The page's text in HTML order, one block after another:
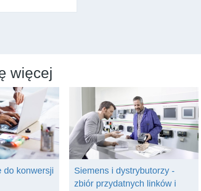
więcej
do konwersji
Siemens i dystrybutorzy -
zbiór przydatnych linków i